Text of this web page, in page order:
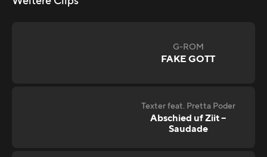
G-ROM
FAKE GOTT
Texter feat. Pretta Poder
Abschied uf Ziit –
Saudade